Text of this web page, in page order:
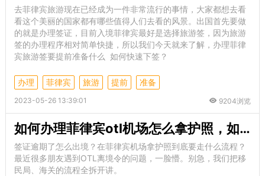
去菲律宾旅游现在已经成为一件非常流行的事情，大家都想去看
看这个美丽的国家都有哪些值得人们去看的风景。出国首先要做
的就是办理签证，目前入境菲律宾最好是选择旅游签，因为旅游
签的办理程序相对简单快捷，所以我们今天就来了解，办理菲律
宾旅游签要提前准备什么 如何快速下签？
办理 菲律宾 旅游 提前 准备
2023-05-26 13:39:01 9204浏览
如何办理菲律宾otl机场怎么拿护照，如何办理？
签证逾期了怎么出境？在菲律宾机场拿护照到底要走什么流程？
最近很多朋友遇到OTL离境令的问题，一脸懵。别急，我们把移
民局、海关的流程全拆开讲。